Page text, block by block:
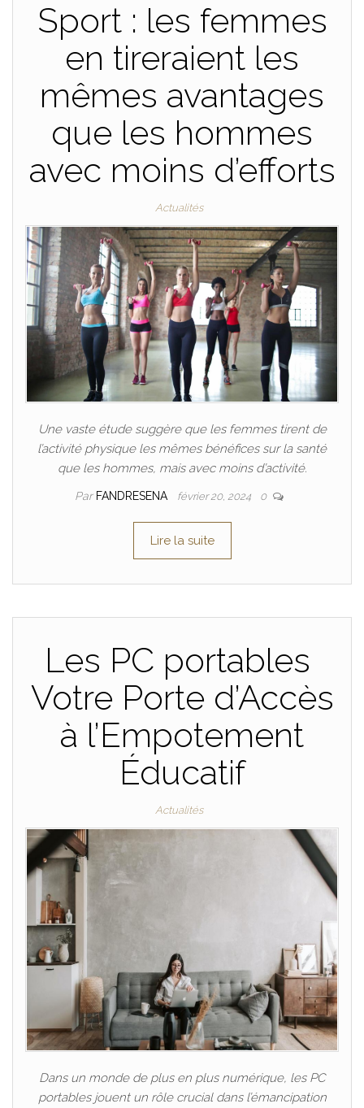
Sport : les femmes
en tireraient les
mêmes avantages
que les hommes
avec moins d’efforts
Actualités
Une vaste étude suggère que les femmes tirent de
l’activité physique les mêmes bénéfices sur la santé
que les hommes, mais avec moins d’activité.
Par FANDRESENA février 20, 2024 0
Lire la suite
Les PC portables
Votre Porte d’Accès
à l’Empotement
Éducatif
Actualités
Dans un monde de plus en plus numérique, les PC
portables jouent un rôle crucial dans l’émancipation